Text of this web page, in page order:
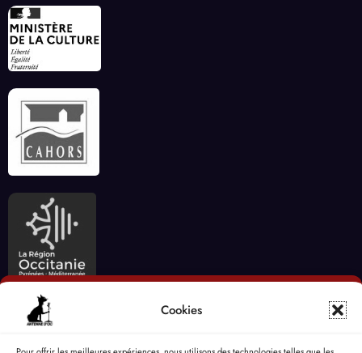
Cookies